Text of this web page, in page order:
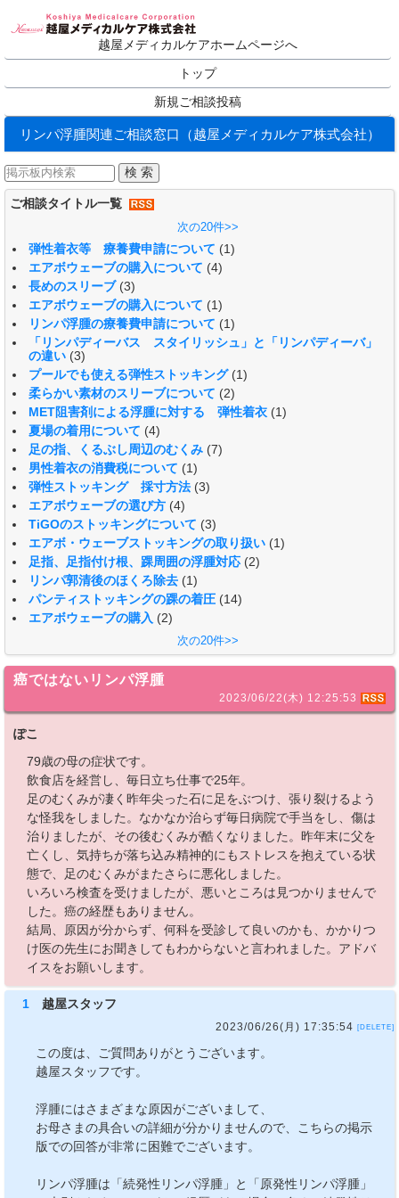
越屋メディカルケアホームページへ
トップ
新規ご相談投稿
リンパ浮腫関連ご相談窓口（越屋メディカルケア株式会社）
ご相談タイトル一覧
次の20件>>
弾性着衣等 療養費申請について (1)
エアボウェーブの購入について (4)
長めのスリーブ (3)
エアボウェーブの購入について (1)
リンパ浮腫の療養費申請について (1)
「リンパディーバス スタイリッシュ」と「リンパディーバ」
の違い (3)
プールでも使える弾性ストッキング (1)
柔らかい素材のスリーブについて (2)
MET阻害剤による浮腫に対する 弾性着衣 (1)
夏場の着用について (4)
足の指、くるぶし周辺のむくみ (7)
男性着衣の消費税について (1)
弾性ストッキング 採寸方法 (3)
エアボウェーブの選び方 (4)
TiGOのストッキングについて (3)
エアボ・ウェーブストッキングの取り扱い (1)
足指、足指付け根、踝周囲の浮腫対応 (2)
リンパ郭清後のほくろ除去 (1)
パンティストッキングの踝の着圧 (14)
エアボウェーブの購入 (2)
次の20件>>
癌ではないリンパ浮腫
2023/06/22(木) 12:25:53
ぽこ
79歳の母の症状です。
飲食店を経営し、毎日立ち仕事で25年。
足のむくみが凄く昨年尖った石に足をぶつけ、張り裂けるよう
な怪我をしました。なかなか治らず毎日病院で手当をし、傷は
治りましたが、その後むくみが酷くなりました。昨年末に父を
亡くし、気持ちが落ち込み精神的にもストレスを抱えている状
態で、足のむくみがまたさらに悪化しました。
いろいろ検査を受けましたが、悪いところは見つかりませんで
した。癌の経歴もありません。
結局、原因が分からず、何科を受診して良いのかも、かかりつ
け医の先生にお聞きしてもわからないと言われました。アドバ
イスをお願いします。
1 越屋スタッフ
2023/06/26(月) 17:35:54 [DELETE]
この度は、ご質問ありがとうございます。
越屋スタッフです。
浮腫にはさまざまな原因がございまして、
お母さまの具合いの詳細が分かりませんので、こちらの掲示
版での回答が非常に困難でございます。
リンパ浮腫は「続発性リンパ浮腫」と「原発性リンパ浮腫」